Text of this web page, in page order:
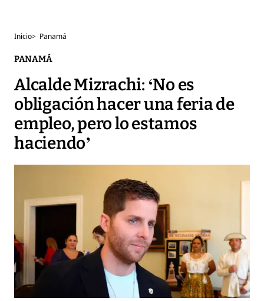
Inicio> Panamá
PANAMÁ
Alcalde Mizrachi: ‘No es
obligación hacer una feria de
empleo, pero lo estamos
haciendo’